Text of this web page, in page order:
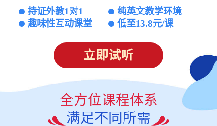
持证外教1对1
纯英文教学环境
趣味性互动课堂
低至13.8元/课
立即试听
全方位课程体系
满足不同所需